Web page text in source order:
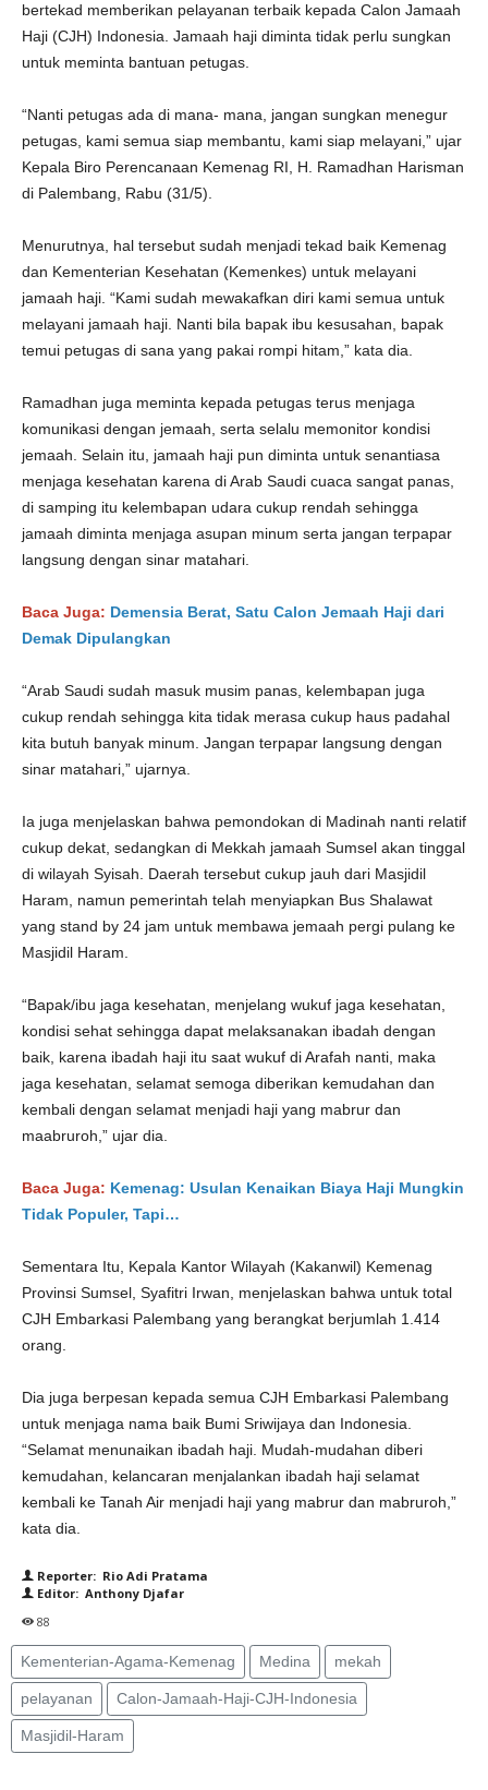
bertekad memberikan pelayanan terbaik kepada Calon Jamaah
Haji (CJH) Indonesia. Jamaah haji diminta tidak perlu sungkan
untuk meminta bantuan petugas.
“Nanti petugas ada di mana- mana, jangan sungkan menegur
petugas, kami semua siap membantu, kami siap melayani,” ujar
Kepala Biro Perencanaan Kemenag RI, H. Ramadhan Harisman
di Palembang, Rabu (31/5).
Menurutnya, hal tersebut sudah menjadi tekad baik Kemenag
dan Kementerian Kesehatan (Kemenkes) untuk melayani
jamaah haji. “Kami sudah mewakafkan diri kami semua untuk
melayani jamaah haji. Nanti bila bapak ibu kesusahan, bapak
temui petugas di sana yang pakai rompi hitam,” kata dia.
Ramadhan juga meminta kepada petugas terus menjaga
komunikasi dengan jemaah, serta selalu memonitor kondisi
jemaah. Selain itu, jamaah haji pun diminta untuk senantiasa
menjaga kesehatan karena di Arab Saudi cuaca sangat panas,
di samping itu kelembapan udara cukup rendah sehingga
jamaah diminta menjaga asupan minum serta jangan terpapar
langsung dengan sinar matahari.
Baca Juga: Demensia Berat, Satu Calon Jemaah Haji dari
Demak Dipulangkan
“Arab Saudi sudah masuk musim panas, kelembapan juga
cukup rendah sehingga kita tidak merasa cukup haus padahal
kita butuh banyak minum. Jangan terpapar langsung dengan
sinar matahari,” ujarnya.
Ia juga menjelaskan bahwa pemondokan di Madinah nanti relatif
cukup dekat, sedangkan di Mekkah jamaah Sumsel akan tinggal
di wilayah Syisah. Daerah tersebut cukup jauh dari Masjidil
Haram, namun pemerintah telah menyiapkan Bus Shalawat
yang stand by 24 jam untuk membawa jemaah pergi pulang ke
Masjidil Haram.
“Bapak/ibu jaga kesehatan, menjelang wukuf jaga kesehatan,
kondisi sehat sehingga dapat melaksanakan ibadah dengan
baik, karena ibadah haji itu saat wukuf di Arafah nanti, maka
jaga kesehatan, selamat semoga diberikan kemudahan dan
kembali dengan selamat menjadi haji yang mabrur dan
maabruroh,” ujar dia.
Baca Juga: Kemenag: Usulan Kenaikan Biaya Haji Mungkin
Tidak Populer, Tapi…
Sementara Itu, Kepala Kantor Wilayah (Kakanwil) Kemenag
Provinsi Sumsel, Syafitri Irwan, menjelaskan bahwa untuk total
CJH Embarkasi Palembang yang berangkat berjumlah 1.414
orang.
Dia juga berpesan kepada semua CJH Embarkasi Palembang
untuk menjaga nama baik Bumi Sriwijaya dan Indonesia.
“Selamat menunaikan ibadah haji. Mudah-mudahan diberi
kemudahan, kelancaran menjalankan ibadah haji selamat
kembali ke Tanah Air menjadi haji yang mabrur dan mabruroh,”
kata dia.
Reporter: Rio Adi Pratama
Editor: Anthony Djafar
88
Kementerian-Agama-Kemenag Medina mekah
pelayanan Calon-Jamaah-Haji-CJH-Indonesia
Masjidil-Haram